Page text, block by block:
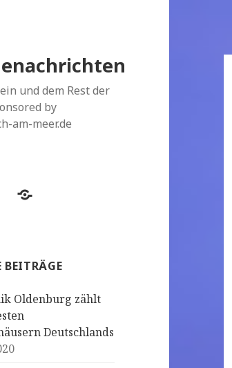
und dem Rest der
by
am-meer.de
Topthemen
BEITRÄGE
Oldenburg zählt
Deutschlands